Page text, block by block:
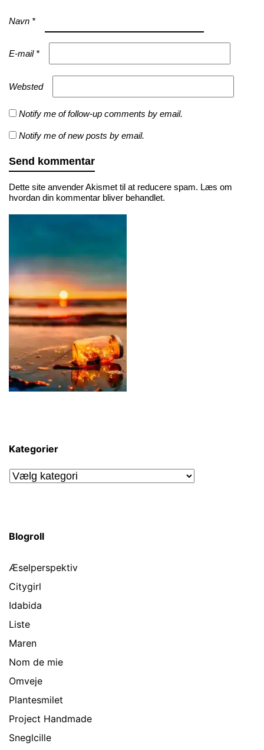
Navn *
E-mail *
Websted
Notify me of follow-up comments by email.
Notify me of new posts by email.
Dette site anvender Akismet til at reducere spam. Læs om
hvordan din kommentar bliver behandlet.
Kategorier
Kategorier
Blogroll
Æselperspektiv
Citygirl
Idabida
Liste
Maren
Nom de mie
Omveje
Plantesmilet
Project Handmade
Sneglcille